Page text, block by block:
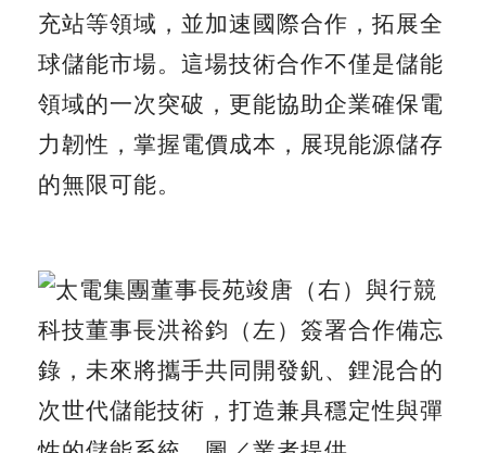
充站等領域，並加速國際合作，拓展全
球儲能市場。這場技術合作不僅是儲能
領域的一次突破，更能協助企業確保電
力韌性，掌握電價成本，展現能源儲存
的無限可能。